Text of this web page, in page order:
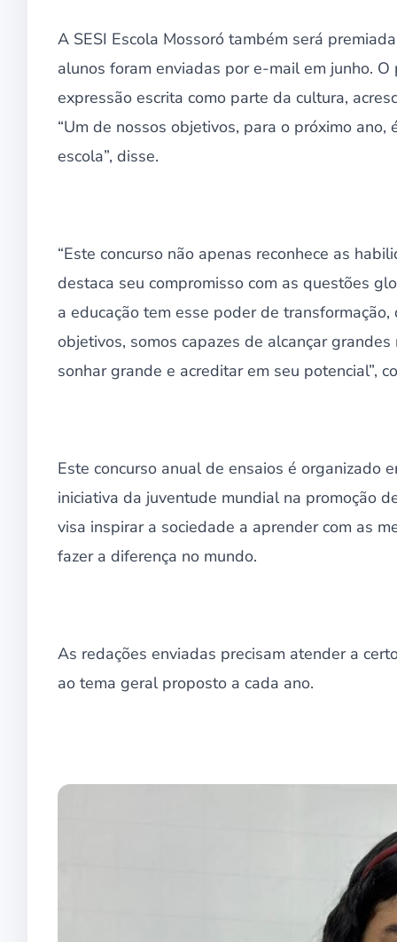
A SESI Escola Mossoró também será
alunos foram enviadas por e-mail em junho.
expressão escrita como parte da cultura,
“Um de nossos objetivos, para o próximo
escola”, disse.
“Este concurso não apenas reconhece as
destaca seu compromisso com as questões
a educação tem esse poder de
objetivos, somos capazes de alcançar
sonhar grande e acreditar em seu potencial”,
Este concurso anual de ensaios é organizado
iniciativa da juventude mundial na promoção
visa inspirar a sociedade a aprender com as
fazer a diferença no mundo.
As redações enviadas precisam atender a
ao tema geral proposto a cada ano.